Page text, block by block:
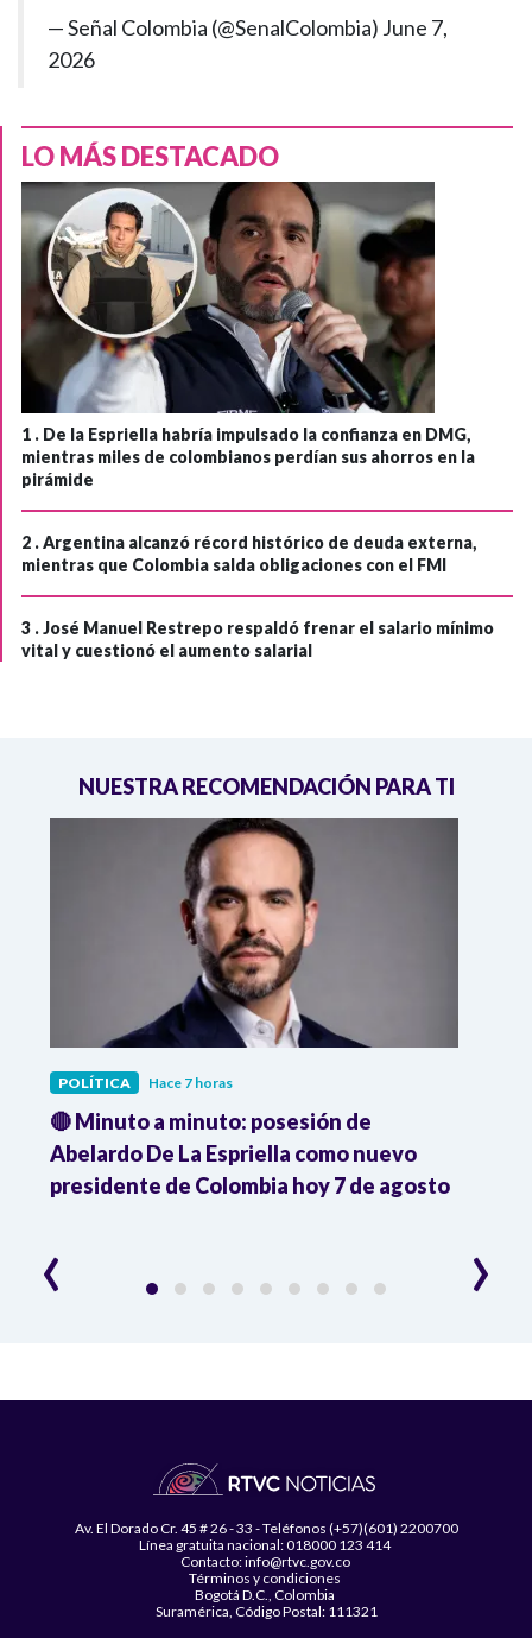
— Señal Colombia (@SenalColombia) June 7,
2026
LO MÁS DESTACADO
1 . De la Espriella habría impulsado la confianza en DMG,
mientras miles de colombianos perdían sus ahorros en la
pirámide
2 .Argentina alcanzó récord histórico de deuda externa,
mientras que Colombia salda obligaciones con el FMI
3 .José Manuel Restrepo respaldó frenar el salario mínimo
vital y cuestionó el aumento salarial
NUESTRA RECOMENDACIÓN PARA TI
POLÍTICA Hace 7 horas
🔴 Minuto a minuto: posesión de
Abelardo De La Espriella como nuevo
presidente de Colombia hoy 7 de agosto
‹ ›
Av. El Dorado Cr. 45 # 26 - 33 - Teléfonos (+57)(601) 2200700
Línea gratuita nacional: 018000 123 414
Contacto: info@rtvc.gov.co
Términos y condiciones
Bogotá D.C., Colombia
Suramérica, Código Postal: 111321